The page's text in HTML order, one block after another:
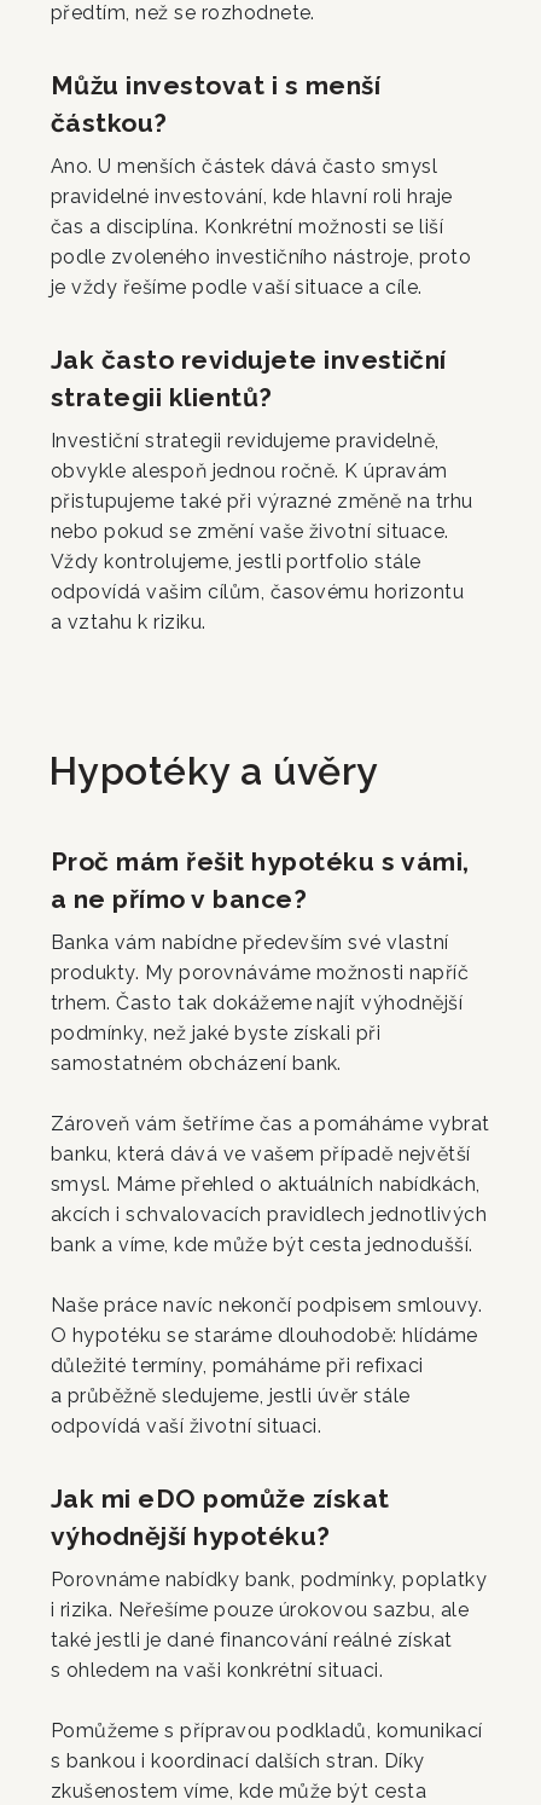
předtím, než se rozhodnete.
Můžu investovat i s menší
částkou?
Ano. U menších částek dává často smysl
pravidelné investování, kde hlavní roli hraje
čas a disciplína. Konkrétní možnosti se liší
podle zvoleného investičního nástroje, proto
je vždy řešíme podle vaší situace a cíle.
Jak často revidujete investiční
strategii klientů?
Investiční strategii revidujeme pravidelně,
obvykle alespoň jednou ročně. K úpravám
přistupujeme také při výrazné změně na trhu
nebo pokud se změní vaše životní situace.
Vždy kontrolujeme, jestli portfolio stále
odpovídá vašim cílům, časovému horizontu
a vztahu k riziku.
Hypotéky a úvěry
Proč mám řešit hypotéku s vámi,
a ne přímo v bance?
Banka vám nabídne především své vlastní
produkty. My porovnáváme možnosti napříč
trhem. Často tak dokážeme najít výhodnější
podmínky, než jaké byste získali při
samostatném obcházení bank.
Zároveň vám šetříme čas a pomáháme vybrat
banku, která dává ve vašem případě největší
smysl. Máme přehled o aktuálních nabídkách,
akcích i schvalovacích pravidlech jednotlivých
bank a víme, kde může být cesta jednodušší.
Naše práce navíc nekončí podpisem smlouvy.
O hypotéku se staráme dlouhodobě: hlídáme
důležité termíny, pomáháme při refixaci
a průběžně sledujeme, jestli úvěr stále
odpovídá vaší životní situaci.
Jak mi eDO pomůže získat
výhodnější hypotéku?
Porovnáme nabídky bank, podmínky, poplatky
i rizika. Neřešíme pouze úrokovou sazbu, ale
také jestli je dané financování reálné získat
s ohledem na vaši konkrétní situaci.
Pomůžeme s přípravou podkladů, komunikací
s bankou i koordinací dalších stran. Díky
zkušenostem víme, kde může být cesta